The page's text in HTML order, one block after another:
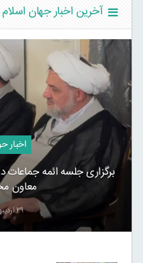
آخرین اخبار جهان اسلام
اخبار
برگزاری جلسه ائمه جماعات
معاون
۲۹ اردیبهشت ۱۴۰۴